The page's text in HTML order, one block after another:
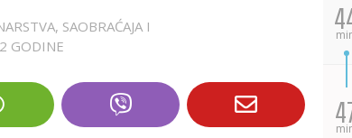
SAOBRAĆAJA I
GODINE